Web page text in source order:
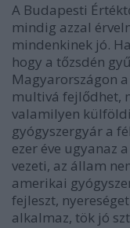
A Budapesti
mindig azzal
mindenkinek jó.
hogy a tőzsdén
Magyarországon
multivá fejlődhet,
valamilyen külföldi
gyógyszergyár a
ezer éve ugyanaz
vezeti, az állam
amerikai
fejleszt,
alkalmaz, tök jó